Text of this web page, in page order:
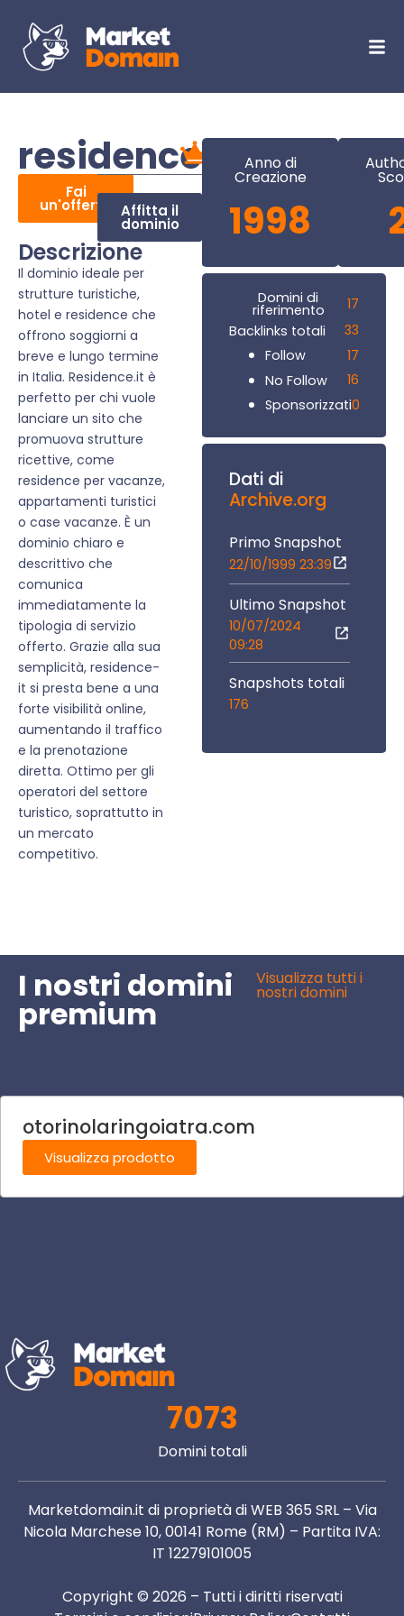
residence.it
Fai
un'offerta Affitta il
dominio
Descrizione
Il dominio ideale per
strutture turistiche,
hotel e residence che
offrono soggiorni a
breve e lungo termine
in Italia. Residence.it è
perfetto per chi vuole
lanciare un sito che
promuova strutture
ricettive, come
residence per vacanze,
appartamenti turistici
o case vacanze. È un
dominio chiaro e
descrittivo che
comunica
immediatamente la
tipologia di servizio
offerto. Grazie alla sua
semplicità, residence-
it si presta bene a una
forte visibilità online,
aumentando il traffico
e la prenotazione
diretta. Ottimo per gli
operatori del settore
turistico, soprattutto in
un mercato
competitivo.
Anno di
Creazione
1998
Domini di
riferimento
17
Backlinks totali
33
Follow
17
No Follow
16
Sponsorizzati0
Dati di
Archive.org
Primo Snapshot
22/10/1999 23:39
Ultimo Snapshot
10/07/2024
09:28
Snapshots totali
176
I nostri domini
premium
Visualizza tutti i
nostri domini
otorinolaringoiatra.com
Visualizza prodotto
7073
Domini totali
Marketdomain.it di proprietà di WEB 365 SRL – Via
Nicola Marchese 10, 00141 Rome (RM) – Partita IVA:
IT 12279101005
Copyright © 2026 – Tutti i diritti riservati